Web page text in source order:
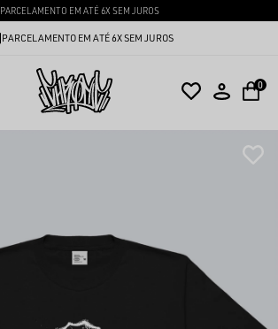
PARCELAMENTO EM ATÉ 6X SEM JUROS
PARCELAMENTO EM ATÉ 6X SEM JUROS
0